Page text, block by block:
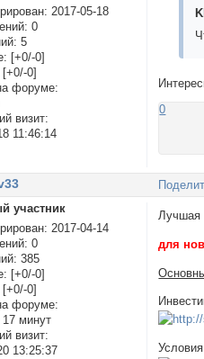
: 2017-05-18
0
5
[+0/-0]
[+0/-0]
форуме:
визит:
11:46:14
0
участник
: 2017-04-14
0
385
[+0/-0]
[+0/-0]
форуме:
минут
визит:
13:25:37
Лучшая
для